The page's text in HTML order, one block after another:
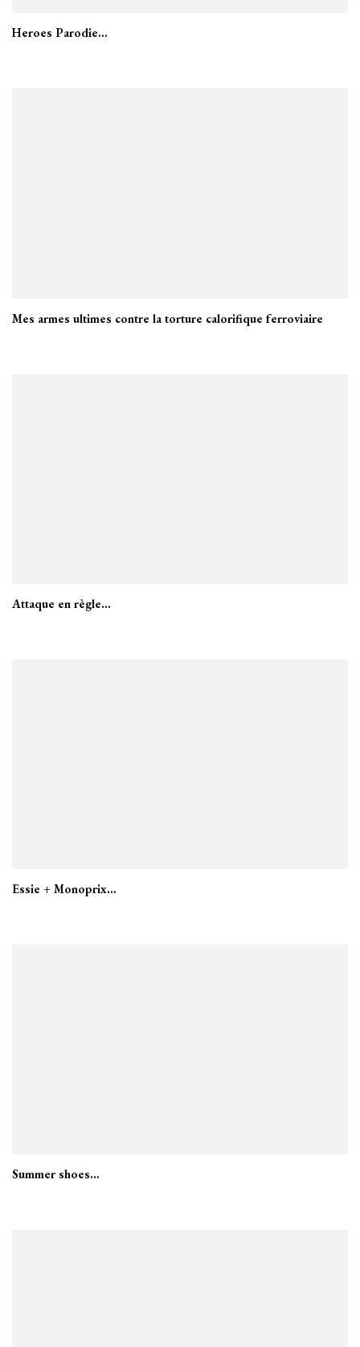
Heroes Parodie…
Mes armes ultimes contre la torture calorifique ferroviaire
Attaque en règle…
Essie + Monoprix…
Summer shoes…